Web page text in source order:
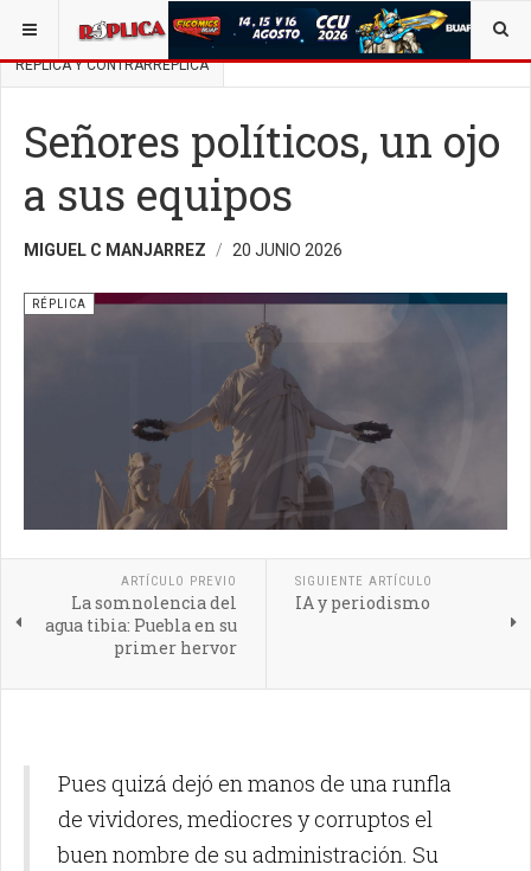
ESTÁ AQUÍ: BUSCAR UN ARTÍCULO EN POLÍTICA
RÉPLICA Y CONTRARRÉPLICA
Señores políticos, un ojo
a sus equipos
MIGUEL C MANJARREZ 20 JUNIO 2026
RÉPLICA
ARTÍCULO PREVIO
La somnolencia del
agua tibia: Puebla en su
primer hervor
SIGUIENTE ARTÍCULO
IA y periodismo
Pues quizá dejó en manos de una runfla
de vividores, mediocres y corruptos el
buen nombre de su administración. Su